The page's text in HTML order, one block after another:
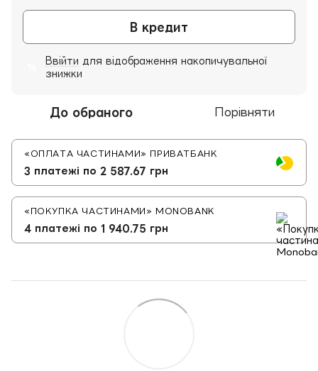
В кредит
Ввійти для відображення накопичувальної
знижки
До обраного Порівняти
«ОПЛАТА ЧАСТИНАМИ» ПРИВАТБАНК
3 платежі по 2 587.67 грн
«ПОКУПКА ЧАСТИНАМИ» MONOBANK
4 платежі по 1 940.75 грн